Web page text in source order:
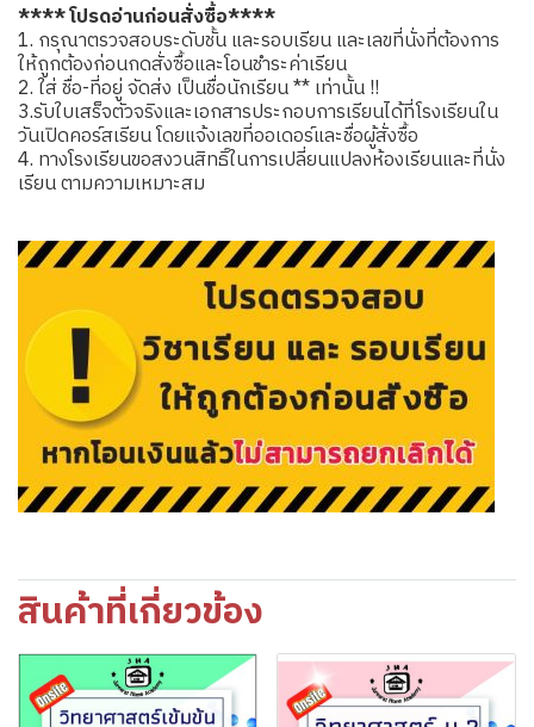
**** โปรดอ่านก่อนสั่งซื้อ****
1. กรุณาตรวจสอบระดับชั้น และรอบเรียน และเลขที่นั่งที่ต้องการ
ให้ถูกต้องก่อนกดสั่งซื้อและโอนชำระค่าเรียน
2. ใส่ ชื่อ-ที่อยู่ จัดส่ง เป็นชื่อนักเรียน ** เท่านั้น !!
3.รับใบเสร็จตัวจริงและเอกสารประกอบการเรียนได้ที่โรงเรียนใน
วันเปิดคอร์สเรียน โดยแจ้งเลขที่ออเดอร์และชื่อผู้สั่งซื้อ
4. ทางโรงเรียนขอสงวนสิทธิ์ในการเปลี่ยนแปลงห้องเรียนและที่นั่ง
เรียน ตามความเหมาะสม
สินค้าที่เกี่ยวข้อง